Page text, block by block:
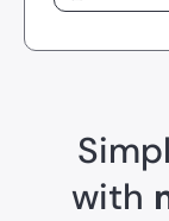
with